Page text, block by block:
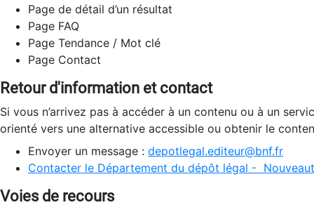
Page de détail d’un résultat
Page FAQ
Page Tendance / Mot clé
Page Contact
Retour d'information et contact
Si vous n’arrivez pas à accéder à un contenu ou à un
orienté vers une alternative accessible ou obtenir le
Envoyer un message : depotlegal.editeur@bnf.fr
Contacter le Département du dépôt légal -
Voies de recours